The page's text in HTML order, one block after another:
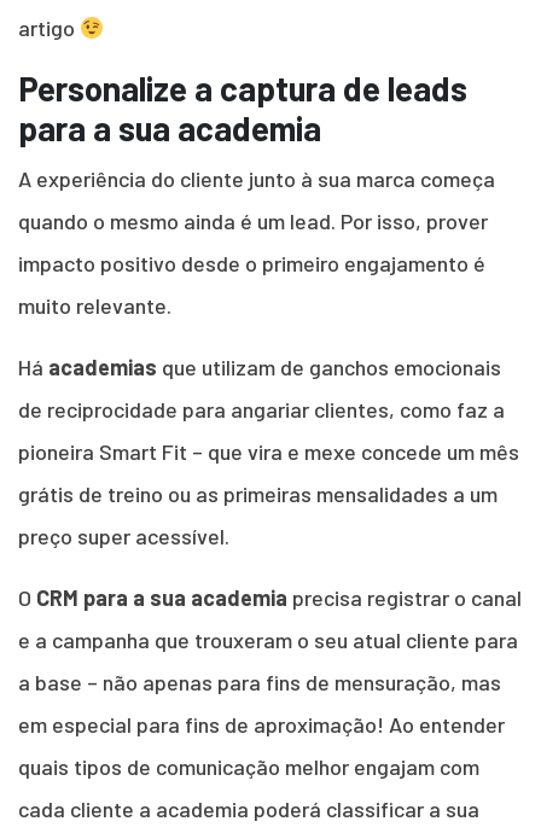
artigo
Personalize a captura de leads
para a sua academia
A experiência do cliente junto à sua marca começa
quando o mesmo ainda é um lead. Por isso, prover
impacto positivo desde o primeiro engajamento é
muito relevante.
Há academias que utilizam de ganchos emocionais
de reciprocidade para angariar clientes, como faz a
pioneira Smart Fit – que vira e mexe concede um mês
grátis de treino ou as primeiras mensalidades a um
preço super acessível.
O CRM para a sua academia precisa registrar o canal
e a campanha que trouxeram o seu atual cliente para
a base – não apenas para fins de mensuração, mas
em especial para fins de aproximação! Ao entender
quais tipos de comunicação melhor engajam com
cada cliente a academia poderá classificar a sua